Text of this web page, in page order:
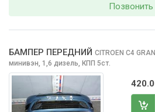
Позвонить
БАМПЕР ПЕРЕДНИЙ CITROEN C4
минивэн, 1,6 дизель, КПП 5ст.